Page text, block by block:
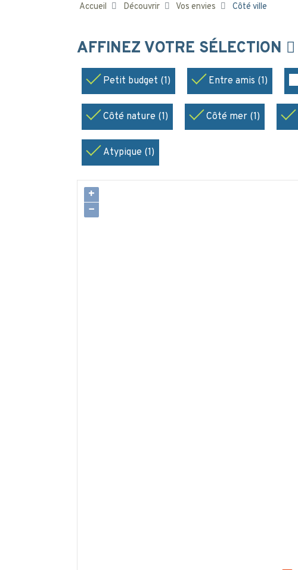
Accueil Découvrir Vos envies Côté ville
AFFINEZ VOTRE SÉLECTION
Petit budget (1) Entre amis (1)
Côté nature (1) Côté mer (1)
Atypique (1)
+
−